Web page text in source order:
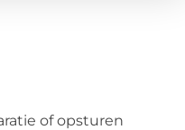
of opsturen